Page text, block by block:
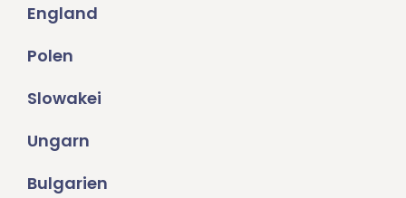
England
Polen
Slowakei
Ungarn
Bulgarien